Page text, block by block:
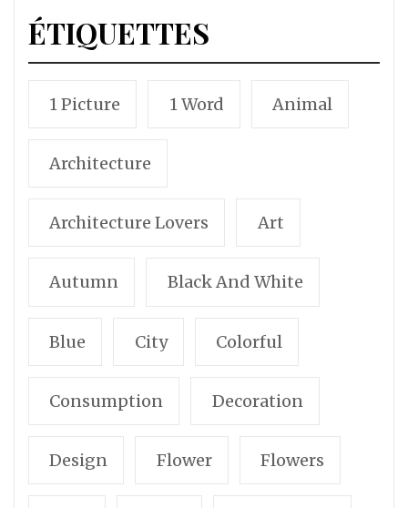
ÉTIQUETTES
1 Picture 1 Word Animal
Architecture
Architecture Lovers Art
Autumn Black And White
Blue City Colorful
Consumption Decoration
Design Flower Flowers